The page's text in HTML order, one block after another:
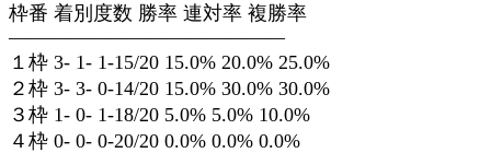
枠番 着別度数 勝率 連対率 複勝率
——————————————
１枠 3- 1- 1-15/20 15.0% 20.0% 25.0%
２枠 3- 3- 0-14/20 15.0% 30.0% 30.0%
３枠 1- 0- 1-18/20 5.0% 5.0% 10.0%
４枠 0- 0- 0-20/20 0.0% 0.0% 0.0%